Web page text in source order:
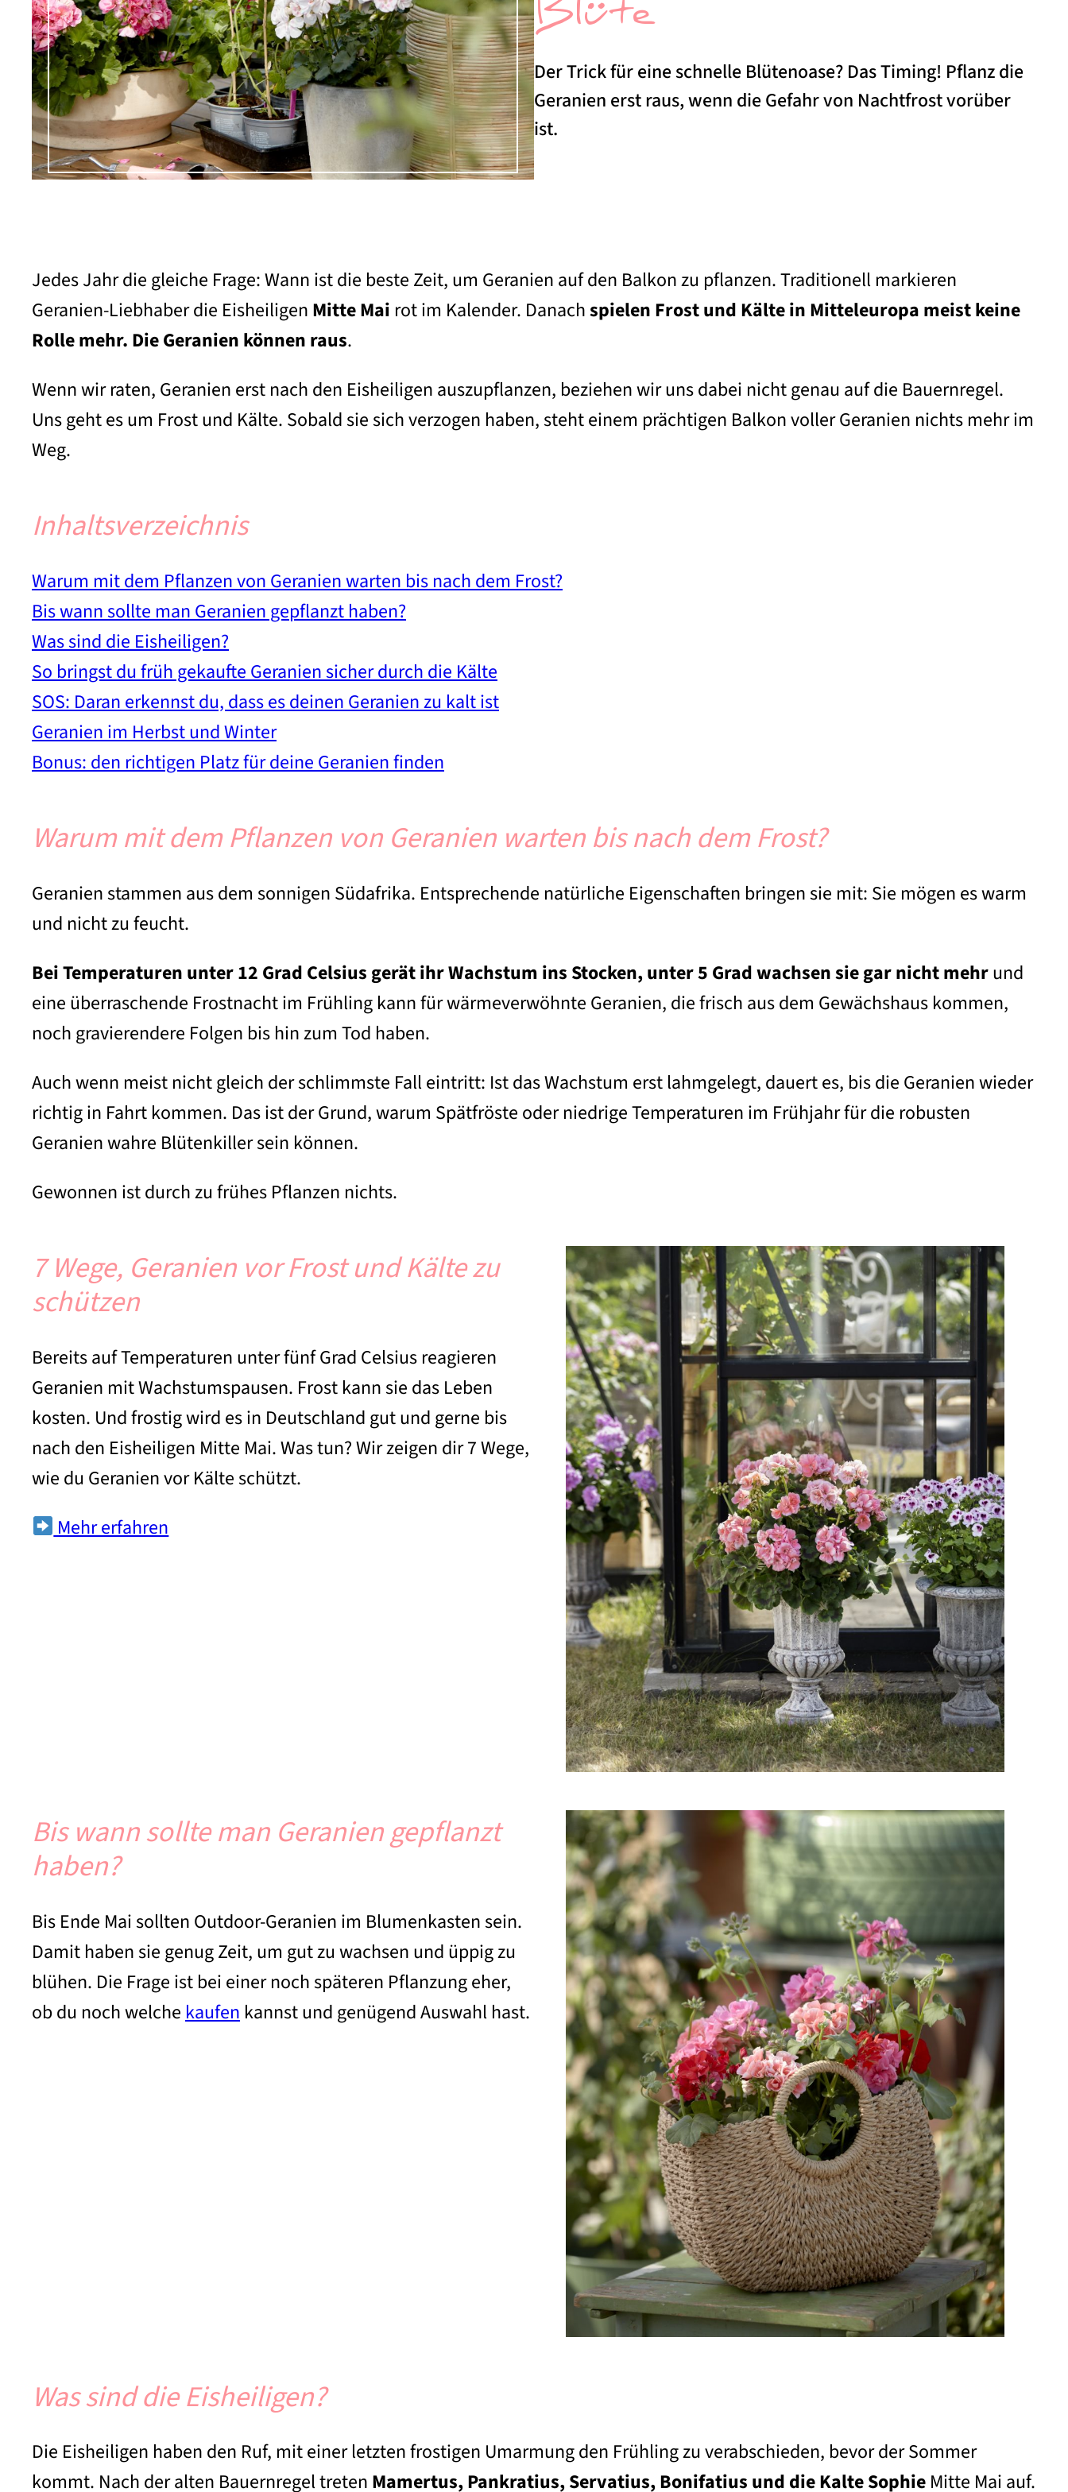
Blüte
Der Trick für eine schnelle Blütenoase? Das Timing! Pflanz die
Geranien erst raus, wenn die Gefahr von Nachtfrost vorüber
ist.
Jedes Jahr die gleiche Frage: Wann ist die beste Zeit, um Geranien auf den Balkon zu pflanzen. Traditionell markieren
Geranien-Liebhaber die Eisheiligen Mitte Mai rot im Kalender. Danachspielen Frost und Kälte in Mitteleuropa meist keine
Rolle mehr. Die Geranien können raus.
Wenn wir raten, Geranien erst nach den Eisheiligen auszupflanzen, beziehen wir uns dabei nicht genau auf die Bauernregel.
Uns geht es um Frost und Kälte. Sobald sie sich verzogen haben, steht einem prächtigen Balkon voller Geranien nichts mehr im
Weg.
Inhaltsverzeichnis
Warum mit dem Pflanzen von Geranien warten bis nach dem Frost?
Bis wann sollte man Geranien gepflanzt haben?
Was sind die Eisheiligen?
So bringst du früh gekaufte Geranien sicher durch die Kälte
SOS: Daran erkennst du, dass es deinen Geranien zu kalt ist
Geranien im Herbst und Winter
Bonus: den richtigen Platz für deine Geranien finden
Warum mit dem Pflanzen von Geranien warten bis nach dem Frost?
Geranien stammen aus dem sonnigen Südafrika. Entsprechende natürliche Eigenschaften bringen sie mit: Sie mögen es warm
und nicht zu feucht.
Bei Temperaturen unter 12 Grad Celsius gerät ihr Wachstum ins Stocken, unter 5 Grad wachsen sie gar nicht mehrund
eine überraschende Frostnacht im Frühling kann für wärmeverwöhnte Geranien, die frisch aus dem Gewächshaus kommen,
noch gravierendere Folgen bis hin zum Tod haben.
Auch wenn meist nicht gleich der schlimmste Fall eintritt: Ist das Wachstum erst lahmgelegt, dauert es, bis die Geranien wieder
richtig in Fahrt kommen. Das ist der Grund, warum Spätfröste oder niedrige Temperaturen im Frühjahr für die robusten
Geranien wahre Blütenkiller sein können.
Gewonnen ist durch zu frühes Pflanzen nichts.
7 Wege, Geranien vor Frost und Kälte zu
schützen
Bereits auf Temperaturen unter fünf Grad Celsius reagieren
Geranien mit Wachstumspausen. Frost kann sie das Leben
kosten. Und frostig wird es in Deutschland gut und gerne bis
nach den Eisheiligen Mitte Mai. Was tun? Wir zeigen dir 7 Wege,
wie du Geranien vor Kälte schützt.
Mehr erfahren
Bis wann sollte man Geranien gepflanzt
haben?
Bis Ende Mai sollten Outdoor-Geranien im Blumenkasten sein.
Damit haben sie genug Zeit, um gut zu wachsen und üppig zu
blühen. Die Frage ist bei einer noch späteren Pflanzung eher,
ob du noch welchekaufen kannst und genügend Auswahl hast.
Was sind die Eisheiligen?
Die Eisheiligen haben den Ruf, mit einer letzten frostigen Umarmung den Frühling zu verabschieden, bevor der Sommer
kommt. Nach der alten Bauernregel treten Mamertus, Pankratius, Servatius, Bonifatius und die Kalte Sophie Mitte Mai auf.